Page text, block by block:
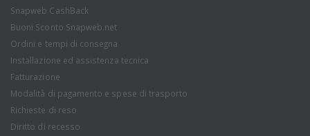
Snapweb CashBack
Buoni Sconto Snapweb.net
Ordini e tempi di consegna
Installazione ed assistenza tecnica
Fatturazione
Modalità di pagamento e spese di trasporto
Richieste di reso
Diritto di recesso